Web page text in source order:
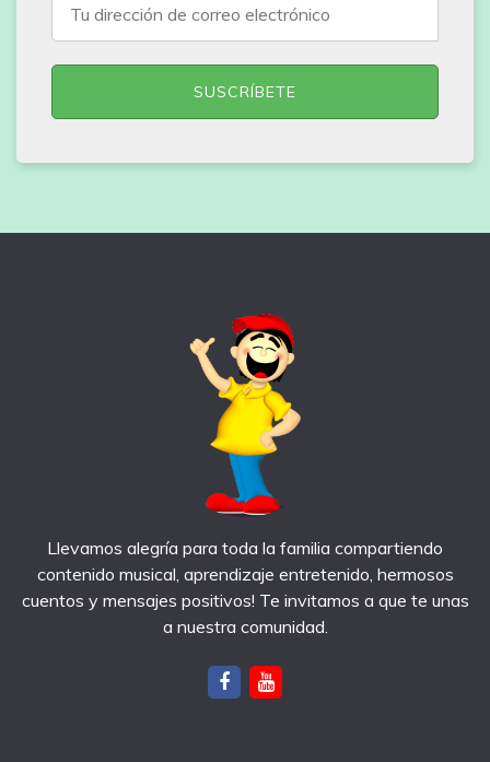
Llevamos alegría para toda la familia compartiendo
contenido musical, aprendizaje entretenido, hermosos
cuentos y mensajes positivos! Te invitamos a que te unas
a nuestra comunidad.